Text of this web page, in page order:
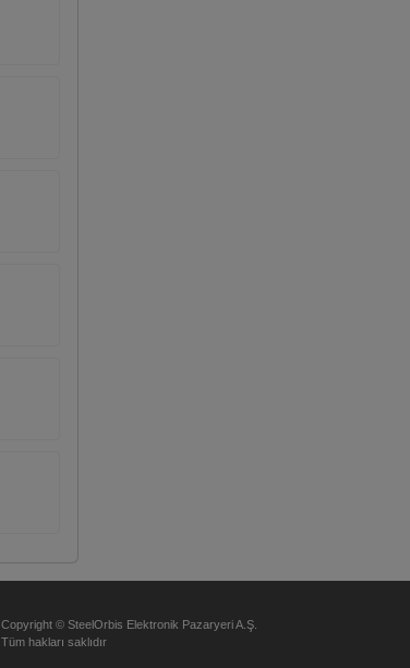
Copyright © SteelOrbis Elektronik Pazaryeri A.Ş.
Tüm hakları saklıdır